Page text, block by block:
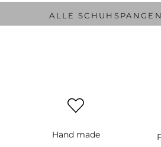
ALLE
Hand made